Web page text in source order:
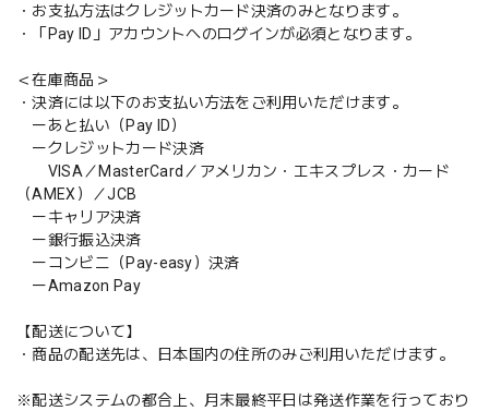
・お支払方法はクレジットカード決済のみとなります。
・「Pay ID」アカウントへのログインが必須となります。
＜在庫商品＞
・決済には以下のお支払い方法をご利用いただけます。
ーあと払い（Pay ID）
ークレジットカード決済
VISA／MasterCard／アメリカン・エキスプレス・カード
（AMEX）／JCB
ーキャリア決済
ー銀行振込決済
ーコンビニ（Pay-easy）決済
ーAmazon Pay
【配送について】
・商品の配送先は、日本国内の住所のみご利用いただけます。
※配送システムの都合上、月末最終平日は発送作業を行っており